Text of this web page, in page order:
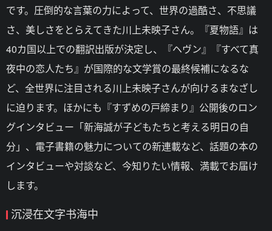
です。圧倒的な言葉の力によって、世界の過酷さ、不思議
さ、美しさをとらえてきた川上未映子さん。『夏物語』は
40カ国以上での翻訳出版が決定し、『ヘヴン』『すべて真
夜中の恋人たち』が国際的な文学賞の最終候補になるな
ど、全世界に注目される川上未映子さんが向けるまなざし
に迫ります。ほかにも『すずめの戸締まり』公開後のロン
グインタビュー「新海誠が子どもたちと考える明日の自
分」、電子書籍の魅力についての新連載など、話題の本の
インタビューや対談など、今知りたい情報、満載でお届け
します。
沉浸在文字书海中